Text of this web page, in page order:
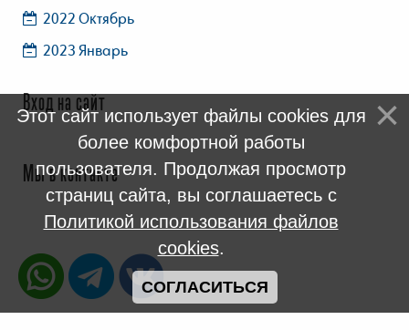
2022 Октябрь
2023 Январь
Вход на сайт
Мы в контакте
Этот сайт использует файлы cookies для
более комфортной работы
пользователя. Продолжая просмотр
страниц сайта, вы соглашаетесь с
Политикой использования файлов
cookies.
СОГЛАСИТЬСЯ